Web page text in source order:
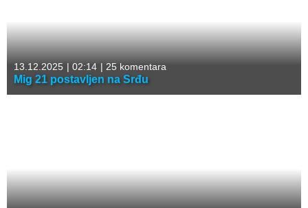
13.12.2025 | 02:14 | 25 komentara
Mig 21 postavljen na Srđu